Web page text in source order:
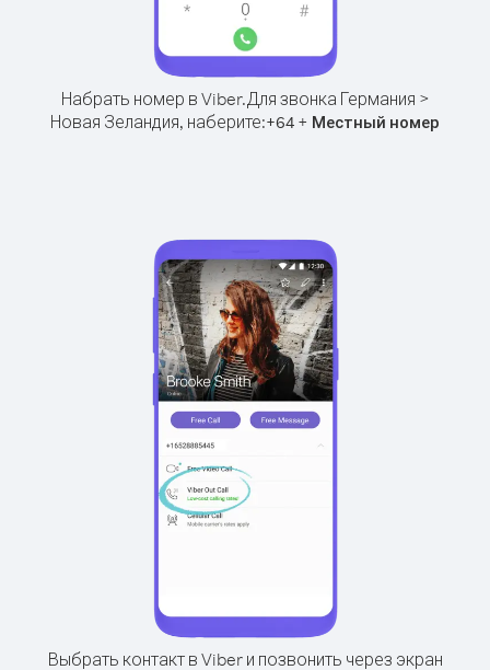
Набрать номер в Viber.Для звонка Германия >
Новая Зеландия, наберите:+64 + Местный номер
Выбрать контакт в Viber и позвонить через экран